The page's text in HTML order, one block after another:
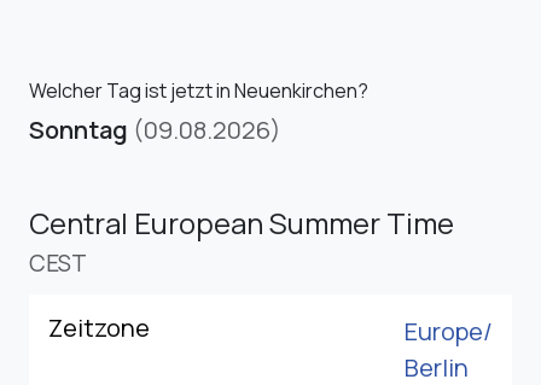
Welcher Tag ist jetzt in Neuenkirchen?
Sonntag (09.08.2026)
Central European Summer Time
CEST
Zeitzone
Europe/
Berlin